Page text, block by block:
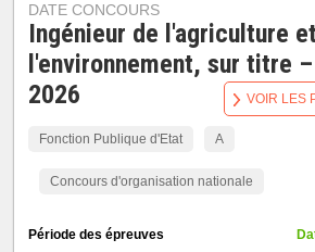
DATE CONCOURS
Ingénieur de l'agriculture
l'environnement, sur titre
2026
Fonction Publique d'Etat A
Concours d'organisation nationale
Période des épreuves
VOIR LES